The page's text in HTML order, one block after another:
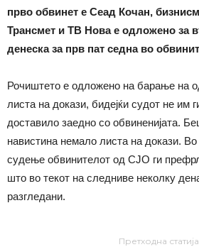
прво обвинет е Сеад Кочан,
Трансмет и ТВ Нова е одложено за
денеска за прв пат седна во
Рочиштето е одложено на барање на
листа на докази, бидејќи судот не им
доставило заедно со обвиненијата.
навистина немало листа на докази.
судење обвинителот од СЈО ги
што во текот на следниве неколку
разгледани.
Претходна статија